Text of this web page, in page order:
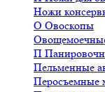
Ножи
О Овоскопы
П
Пельменные